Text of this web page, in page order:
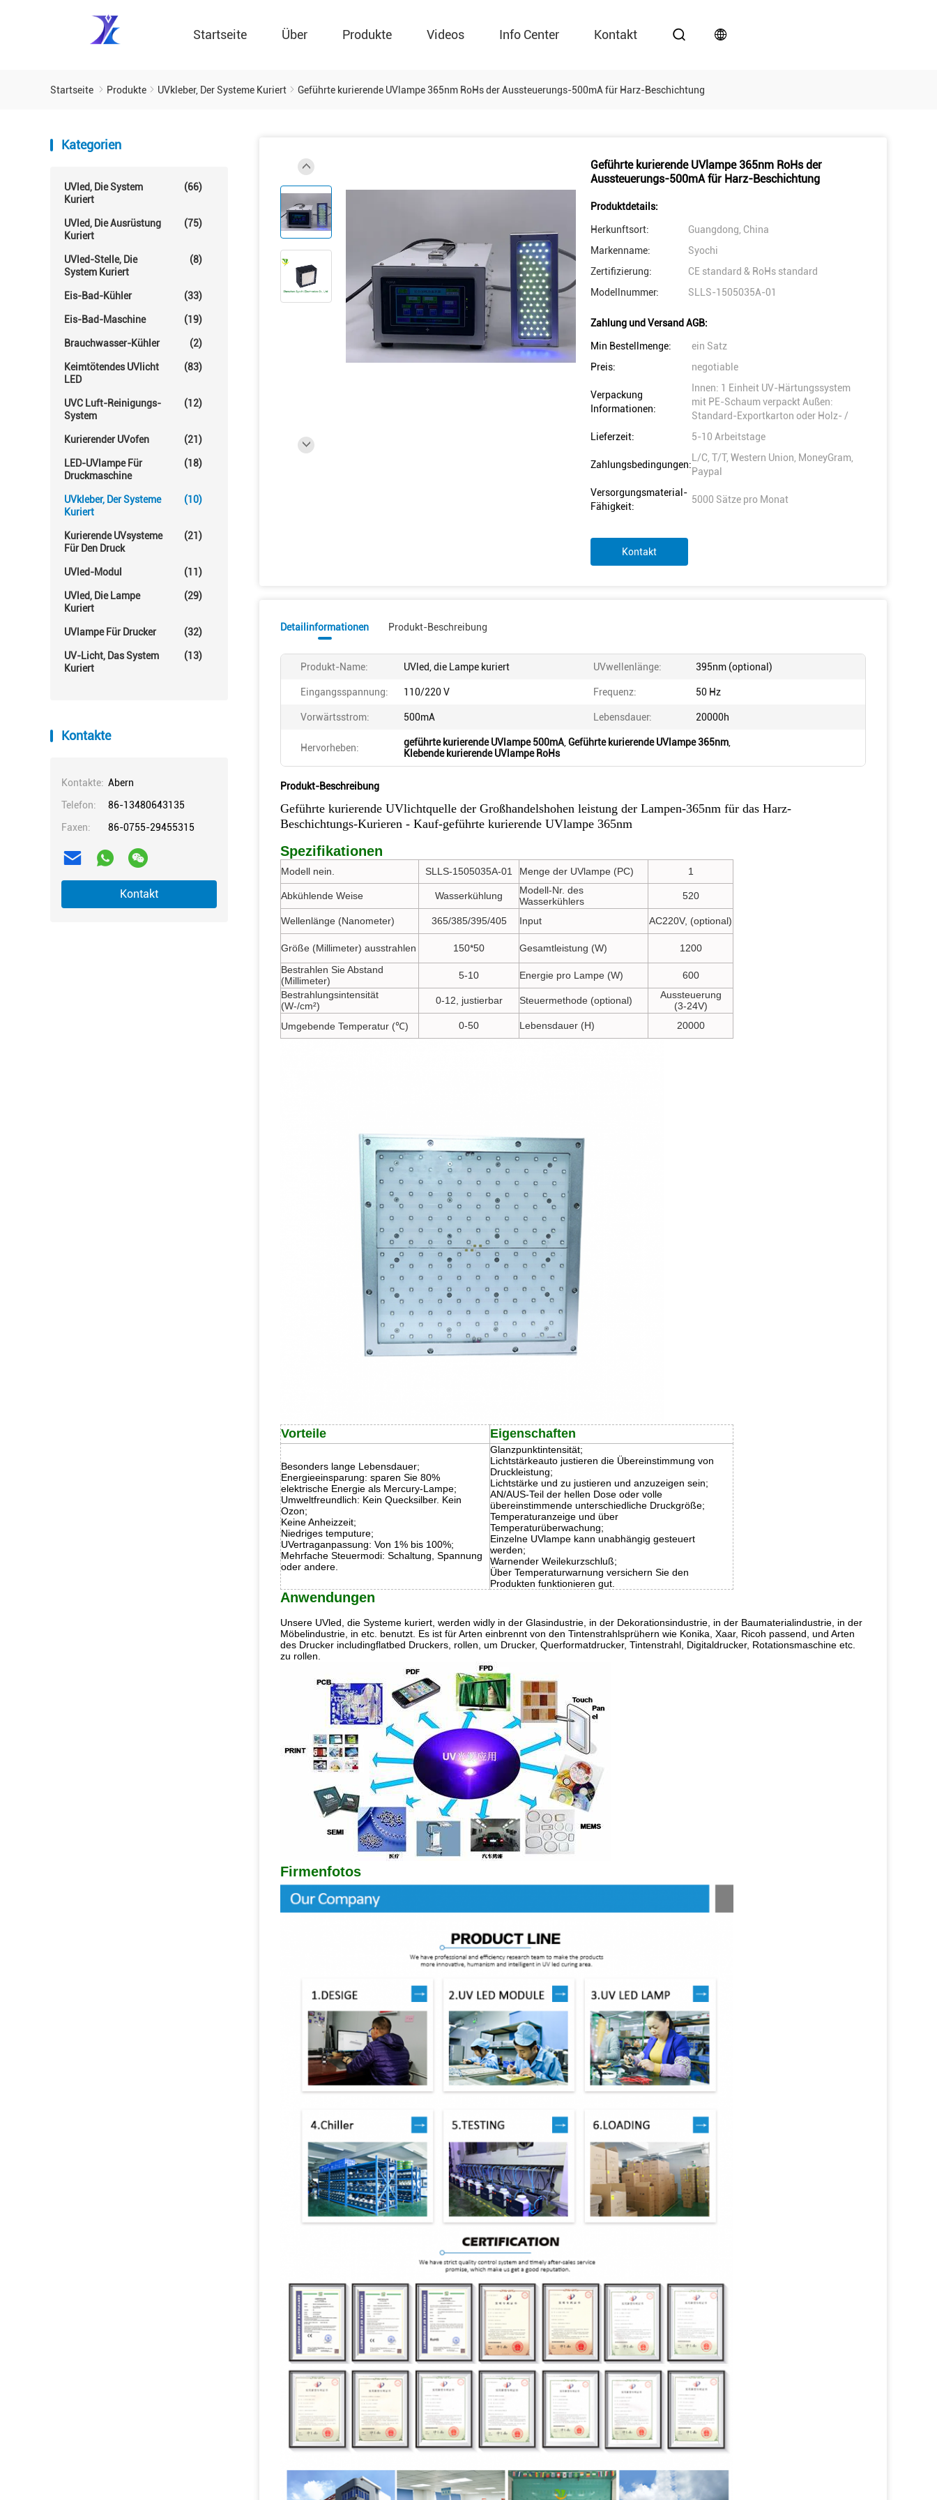
Startseite Über Produkte Videos Info Center Kontakt
Startseite Produkte UVkleber, Der Systeme Kuriert Geführte kurierende UVlampe 365nm RoHs der Aussteuerungs-500mA für Harz-Beschichtung
Kategorien
UVled, Die System
Kuriert
(66)
UVled, Die Ausrüstung
Kuriert
(75)
UVled-Stelle, Die
System Kuriert
(8)
Eis-Bad-Kühler (33)
Eis-Bad-Maschine (19)
Brauchwasser-Kühler (2)
Keimtötendes UVlicht
LED
(83)
UVC Luft-Reinigungs-
System
(12)
Kurierender UVofen (21)
LED-UVlampe Für
Druckmaschine
(18)
UVkleber, Der Systeme
Kuriert
(10)
Kurierende UVsysteme
Für Den Druck
(21)
UVled-Modul (11)
UVled, Die Lampe
Kuriert
(29)
UVlampe Für Drucker (32)
UV-Licht, Das System
Kuriert
(13)
Kontakte
Kontakte: Abern
Telefon:
86-13480643135
Faxen:
86-0755-29455315
Kontakt
Geführte kurierende UVlampe 365nm RoHs der
Aussteuerungs-500mA für Harz-Beschichtung
Produktdetails:
Herkunftsort:
Guangdong, China
Markenname:
Syochi
Zertifizierung:
CE standard & RoHs standard
Modellnummer:
SLLS-1505035A-01
Zahlung und Versand AGB:
Min Bestellmenge:
ein Satz
Preis:
negotiable
Verpackung
Informationen:
Innen: 1 Einheit UV-Härtungssystem
mit PE-Schaum verpackt Außen:
Standard-Exportkarton oder Holz- /
Lieferzeit:
5-10 Arbeitstage
Zahlungsbedingungen:
L/C, T/T, Western Union, MoneyGram,
Paypal
Versorgungsmaterial-
Fähigkeit:
5000 Sätze pro Monat
Kontakt
Detailinformationen Produkt-Beschreibung
Produkt-Name: UVled, die Lampe kuriert UVwellenlänge: 395nm (optional)
Eingangsspannung: 110/220 V Frequenz: 50 Hz
Vorwärtsstrom: 500mA Lebensdauer: 20000h
Hervorheben: geführte kurierende UVlampe 500mA Geführte kurierende UVlampe 365nm
Klebende kurierende UVlampe RoHs
Produkt-Beschreibung
Geführte kurierende UVlichtquelle der Großhandelshohen leistung der Lampen-365nm für das Harz-
Beschichtungs-Kurieren - Kauf-geführte kurierende UVlampe 365nm
Spezifikationen
Modell nein. SLLS-1505035A-01 Menge der UVlampe (PC) 1
Abkühlende Weise Wasserkühlung
Modell-Nr. des
Wasserkühlers
520
Wellenlänge (Nanometer) 365/385/395/405 Input AC220V, (optional)
Größe (Millimeter) ausstrahlen 150*50 Gesamtleistung (W)
1200
Bestrahlen Sie Abstand
(Millimeter)
5-10 Energie pro Lampe (W)
600
Bestrahlungsintensität
(W-/cm²)
0-12, justierbar Steuermethode (optional)
Aussteuerung
(3-24V)
Umgebende Temperatur (℃)
0-50 Lebensdauer (H) 20000
Vorteile Eigenschaften
Besonders lange Lebensdauer;
Energieeinsparung: sparen Sie 80%
elektrische Energie als Mercury-Lampe;
Umweltfreundlich: Kein Quecksilber. Kein
Ozon;
Keine Anheizzeit;
Niedriges temputure;
UVertraganpassung: Von 1% bis 100%;
Mehrfache Steuermodi: Schaltung, Spannung
oder andere.
Glanzpunktintensität;
Lichtstärkeauto justieren die Übereinstimmung von
Druckleistung;
Lichtstärke und zu justieren und anzuzeigen sein;
AN/AUS-Teil der hellen Dose oder volle
übereinstimmende unterschiedliche Druckgröße;
Temperaturanzeige und über
Temperaturüberwachung;
Einzelne UVlampe kann unabhängig gesteuert
werden;
Warnender Weilekurzschluß;
Über Temperaturwarnung versichern Sie den
Produkten funktionieren gut.
Anwendungen
Unsere UVled, die Systeme kuriert, werden widly in der Glasindustrie, in der Dekorationsindustrie, in der Baumaterialindustrie, in der
Möbelindustrie, in etc. benutzt. Es ist für Arten einbrennt von den Tintenstrahlsprühern wie Konika, Xaar, Ricoh passend, und Arten
des Drucker includingflatbed Druckers, rollen, um Drucker, Querformatdrucker, Tintenstrahl, Digitaldrucker, Rotationsmaschine etc.
zu rollen.
Firmenfotos